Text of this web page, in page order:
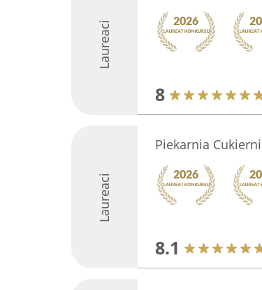
Laureaci
8
Laureaci
Piekarnia
8.1